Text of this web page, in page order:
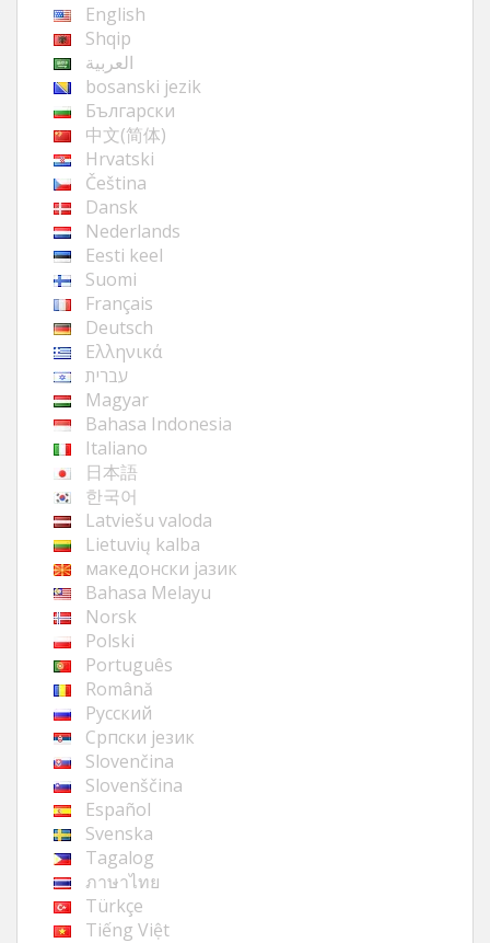
English
Shqip
العربية
bosanski jezik
Български
中文(简体)
Hrvatski
Čeština
Dansk
Nederlands
Eesti keel
Suomi
Français
Deutsch
Ελληνικά
עברית
Magyar
Bahasa Indonesia
Italiano
日本語
한국어
Latviešu valoda
Lietuvių kalba
македонски јазик
Bahasa Melayu
Norsk
Polski
Português
Română
Русский
Cрпски језик
Slovenčina
Slovenščina
Español
Svenska
Tagalog
ภาษาไทย
Türkçe
Tiếng Việt